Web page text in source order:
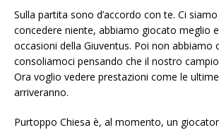
Sulla partita sono d’accordo con te. Ci
concedere niente, abbiamo giocato meglio
occasioni della Giuventus. Poi non abbiamo
consoliamoci pensando che il nostro
Ora voglio vedere prestazioni come le
arriveranno.
Purtoppo Chiesa è, al momento, un